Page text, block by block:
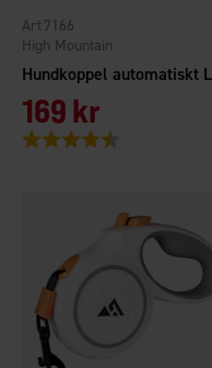
High Mountain
7166
169 kr
Betyg: